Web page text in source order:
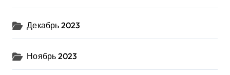
Декабрь 2023
Ноябрь 2023